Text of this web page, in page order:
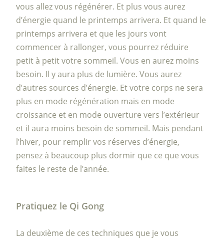
vous allez vous régénérer. Et plus vous aurez
d’énergie quand le printemps arrivera. Et quand le
printemps arrivera et que les jours vont
commencer à rallonger, vous pourrez réduire
petit à petit votre sommeil. Vous en aurez moins
besoin. Il y aura plus de lumière. Vous aurez
d’autres sources d’énergie. Et votre corps ne sera
plus en mode régénération mais en mode
croissance et en mode ouverture vers l’extérieur
et il aura moins besoin de sommeil. Mais pendant
l’hiver, pour remplir vos réserves d’énergie,
pensez à beaucoup plus dormir que ce que vous
faites le reste de l’année.
Pratiquez le Qi Gong
La deuxième de ces techniques que je vous